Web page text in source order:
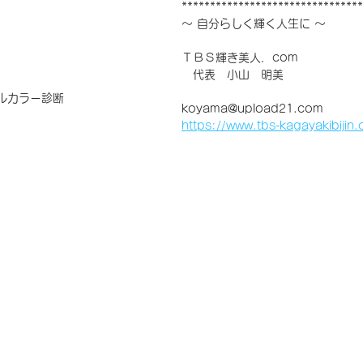
カラー診断
～ 自分らしく輝く人生に ～
ＴＢＳ輝き美人．com
代表　小山　明美
koyama@upload21.com
https://www.tbs-